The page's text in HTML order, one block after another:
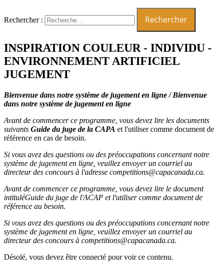
Rechercher :
INSPIRATION COULEUR - INDIVIDU -
ENVIRONNEMENT ARTIFICIEL
JUGEMENT
Bienvenue dans notre système de jugement en ligne /Bienvenue
dans notre système de jugement en ligne
Avant de commencer ce programme, vous devez lire les documents
suivants Guide du juge de la CAPA et l'utiliser comme document de
référence en cas de besoin.
Si vous avez des questions ou des préoccupations concernant notre
système de jugement en ligne, veuillez envoyer un courriel au
directeur des concours à l'adresse competitions@capacanada.ca.
Avant de commencer ce programme, vous devez lire le document
intituléGuide du juge de l'ACAP et l'utiliser comme document de
référence au besoin.
Si vous avez des questions ou des préoccupations concernant notre
système de jugement en ligne, veuillez envoyer un courriel au
directeur des concours à competitions@capacanada.ca.
Désolé, vous devez être connecté pour voir ce contenu.